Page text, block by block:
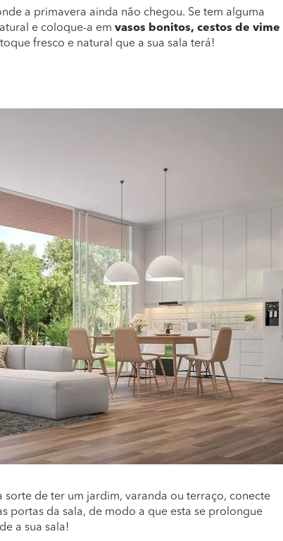
a primavera ainda não chegou. Se tem alguma
e coloque-a em vasos bonitos, cestos de vime
fresco e natural que a sua sala terá!
sorte de ter um jardim, varanda ou terraço, conecte
portas da sala, de modo a que esta se prolongue
a sua sala!